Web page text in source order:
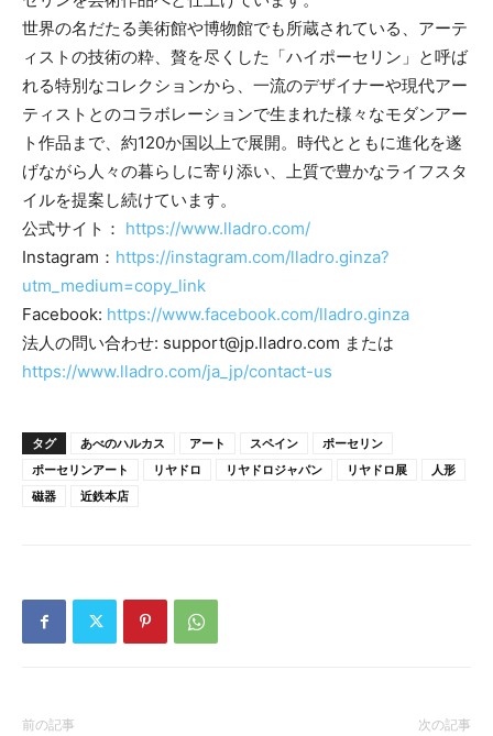
世界の名だたる美術館や博物館でも所蔵されている、アーテ
ィストの技術の粋、贅を尽くした「ハイポーセリン」と呼ば
れる特別なコレクションから、⼀流のデザイナーや現代アー
ティストとのコラボレーションで⽣まれた様々なモダンアー
ト作品まで、約120か国以上で展開。時代とともに進化を遂
げながら⼈々の暮らしに寄り添い、上質で豊かなライフスタ
イルを提案し続けています。
公式サイト： https://www.lladro.com/
Instagram： https://instagram.com/lladro.ginza?
utm_medium=copy_link
Facebook: https://www.facebook.com/lladro.ginza
法⼈の問い合わせ: support@jp.lladro.com または
https://www.lladro.com/ja_jp/contact-us
タグ あべのハルカス アート スペイン
ポーセリン
ポーセリンアート
リヤドロ リヤドロジャパン リヤドロ展
人形
磁器
近鉄本店
前の記事 次の記事